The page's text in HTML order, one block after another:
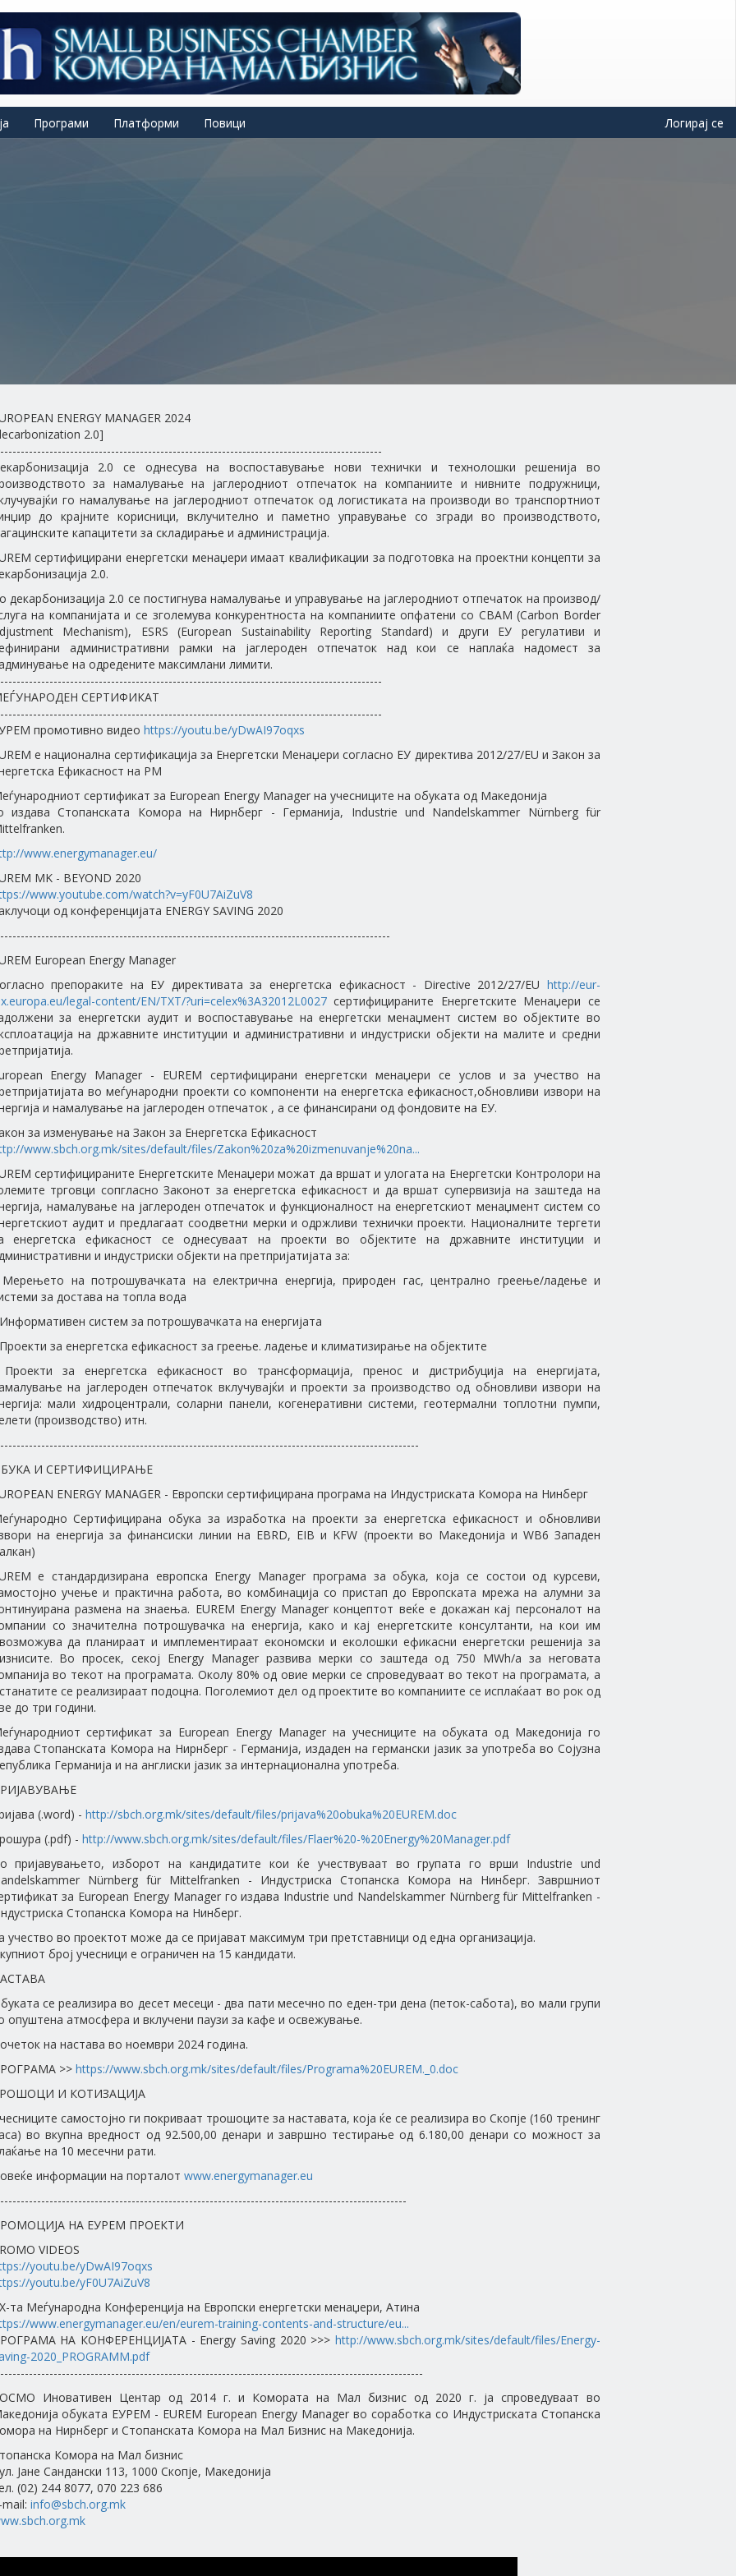
Програми Платформи Повици Логирај се
ENERGY MANAGER 2024
2.0]
2.0 се однесува на воспоставување нови технички и технолошки решенија во
за намалување на јаглеродниот отпечаток на компаниите и нивните подружници,
го намалување на јаглеродниот отпечаток од логистиката на производи во транспортниот
до крајните корисници, вклучително и паметно управување со згради во производството,
капацитети за складирање и администрација.
сертифицирани енергетски менаџери имаат квалификации за подготовка на проектни концепти за
2.0.
декарбонизација 2.0 се постигнува намалување и управување на јаглеродниот отпечаток на производ/
на компанијата и се зголемува конкурентноста на компаниите опфатени со CBAM (Carbon Border
Mechanism), ESRS (European Sustainability Reporting Standard) и други ЕУ регулативи и
административни рамки на јаглероден отпечаток над кои се наплаќа надомест за
на одредените максимлани лимити.
СЕРТИФИКАТ
промотивно видео https://youtu.be/yDwAI97oqxs
e национална сертификација за Енергетски Менаџери согласно ЕУ директива 2012/27/EU и Закон за
Ефикасност на РМ
сертификат за European Energy Manager на учесниците на обуката од Македонија
издава Стопанската Комора на Нирнберг - Германија, Industrie und Nandelskammer Nürnberg für
www.energymanager.eu/
MK - BEYOND 2020
www.youtube.com/watch?v=yF0U7AiZuV8
од конференцијата ENERGY SAVING 2020
European Energy Manager
препораките на ЕУ директивата за енергетска ефикасност - Directive 2012/27/EU http://eur-
legal-content/EN/TXT/?uri=celex%3A32012L0027сертифицираните Енергетските Менаџери се
за енергетски аудит и воспоставување на енергетски менаџмент систем во објектите во
на државните институции и административни и индустриски објекти на малите и средни
Energy Manager - EUREM сертифицирани енергетски менаџери се услов и за учество на
во меѓународни проекти со компоненти на енергетска ефикасност,обновливи извори на
и намалување на јаглероден отпечаток , а се финансирани од фондовите на ЕУ.
за изменување на Закон за Енергетска Ефикасност
www.sbch.org.mk/sites/default/files/Zakon%20za%20izmenuvanje%20na...
сертифицираните Енергетските Менаџери можат да вршат и улогата на Енергетски Контролори на
трговци сопгласно Законот за енергетска ефикасност и да вршат супервизија на заштеда на
намалување на јаглероден отпечаток и функционалност на енергетскиот менаџмент систем со
аудит и предлагаат соодветни мерки и одржливи технички проекти. Националните тергети
енергетска ефикасност се однесуваат на проекти во објектите на државните институции и
и индустриски објекти на претпријатијата за:
на потрошувачката на електрична енергија, природен гас, централно греење/ладење и
за достава на топла вода
систем за потрошувачката на енергијата
за енергетска ефикасност за греење. ладење и климатизирање на објектите
за енергетска ефикасност во трансформација, пренос и дистрибуција на енергијата,
на јаглероден отпечаток вклучувајќи и проекти за производство од обновливи извори на
мали хидроцентрали, соларни панели, когенеративни системи, геотермални топлотни пумпи,
(производство) итн.
И СЕРТИФИЦИРАЊЕ
ENERGY MANAGER - Европски сертифицирана програма на Индустриската Комора на Нинберг
Сертифицирана обука за изработка на проекти за енергетска ефикасност и обновливи
на енергија за финансиски линии на EBRD, EIB и KFW (проекти во Македонија и WB6 Западен
е стандардизирана европска Energy Manager програма за обука, која се состои од курсеви,
учење и практична работа, во комбинација со пристап до Европската мрежа на алумни за
размена на знаења. EUREM Energy Manager концептот веќе е докажан кај персоналот на
со значителна потрошувачка на енергија, како и кај енергетските консултанти, на кои им
да планираат и имплементираат економски и еколошки ефикасни енергетски решенија за
Во просек, секој Energy Manager развива мерки со заштеда од 750 MWh/a за неговата
во текот на програмата. Околу 80% од овие мерки се спроведуваат во текот на програмата, а
се реализираат подоцна. Поголемиот дел од проектите во компаниите се исплаќаат во рок од
до три години.
сертификат за European Energy Manager на учесниците на обуката од Македонија го
Стопанската Комора на Нирнберг - Германија, издаден на германски јазик за употреба во Сојузна
Германија и на англиски јазик за интернационална употреба.
(.word) - http://sbch.org.mk/sites/default/files/prijava%20obuka%20EUREM.doc
(.pdf) - http://www.sbch.org.mk/sites/default/files/Flaer%20-%20Energy%20Manager.pdf
пријавувањето, изборот на кандидатите кои ќе учествуваат во групата го врши Industrie und
Nürnberg für Mittelfranken - Индустриска Стопанска Комора на Нинберг. Завршниот
за European Energy Manager го издава Industrie und Nandelskammer Nürnberg für Mittelfranken -
Стопанска Комора на Нинберг.
учество во проектот може да се пријават максимум три претставници од една организација.
број учесници е ограничен на 15 кандидати.
се реализира во десет месеци - два пати месечно по еден-три дена (петок-сабота), во мали групи
опуштена атмосфера и вклучени паузи за кафе и освежување.
на настава во ноември 2024 година.
>> https://www.sbch.org.mk/sites/default/files/Programa%20EUREM._0.doc
И КОТИЗАЦИЈА
самостојно ги покриваат трошоците за наставата, која ќе се реализира во Скопје (160 тренинг
во вкупна вредност од 92.500,00 денари и завршно тестирање од 6.180,00 денари со можност за
на 10 месечни рати.
информации на порталот www.energymanager.eu
НА ЕУРЕМ ПРОЕКТИ
VIDEOS
youtu.be/yDwAI97oqxs
youtu.be/yF0U7AiZuV8
та Меѓународна Конференција на Европски енергетски менаџери, Атина
www.energymanager.eu/en/eurem-training-contents-and-structure/eu...
НА КОНФЕРЕНЦИЈАТА - Energy Saving 2020 >>> http://www.sbch.org.mk/sites/default/files/Energy-
2020_PROGRAMM.pdf
Иновативен Центар од 2014 г. и Комората на Мал бизнис од 2020 г. ја спроведуваат во
обуката ЕУРЕМ - EUREM European Energy Manager во соработка со Индустриската Стопанска
на Нирнберг и Стопанската Комора на Мал Бизнис на Македонија.
Комора на Мал бизнис
Јане Сандански 113, 1000 Скопје, Македонија
(02) 244 8077, 070 223 686
info@sbch.org.mk